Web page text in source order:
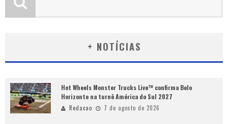
+ NOTÍCIAS
Hot Wheels Monster Trucks Live™ confirma Belo
Horizonte na turnê América do Sul 2027
Redacao 7 de agosto de 2026